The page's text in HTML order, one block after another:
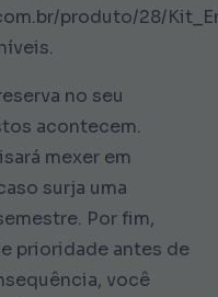
produto/28/
no seu
acontecem.
mexer em
surja uma
Por fim,
prioridade antes de
você